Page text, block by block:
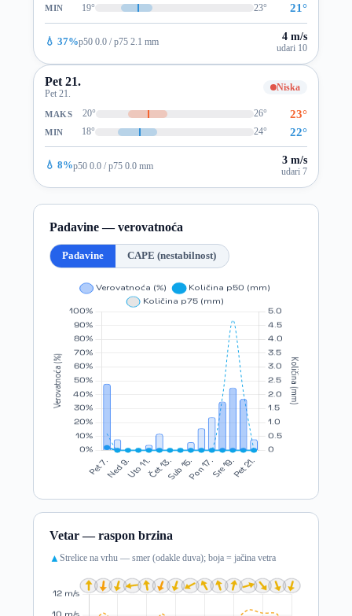
MIN 19° 23° 21°
💧 37%p50 0.0 / p75 2.1 mm 4 m/s
udari 10
Pet 21.
Pet 21.
Niska
MAKS 20° 26° 23°
MIN 18° 24° 22°
💧 8%p50 0.0 / p75 0.0 mm 3 m/s
udari 7
Padavine — verovatnoća
Padavine CAPE (nestabilnost)
Vetar — raspon brzina
▲ Strelice na vrhu — smer (odakle duva); boja = jačina vetra